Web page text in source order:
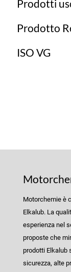
Prodotti
Prodotto
ISO VG
Motorchemie è
Elkalub. La
esperienza nel
proposte che
prodotti Elkalub
sicurezza, alte